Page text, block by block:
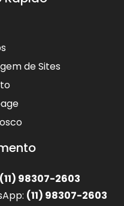
de Sites
(11) 98307-2603
(11) 98307-2603